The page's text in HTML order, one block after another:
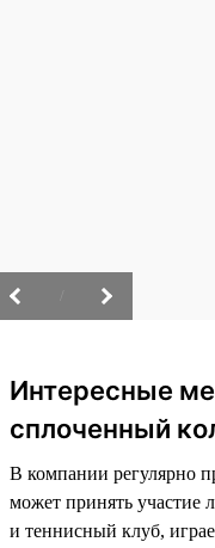
Интересные
сплоченный
В компании регулярно
может принять
и теннисный клуб,